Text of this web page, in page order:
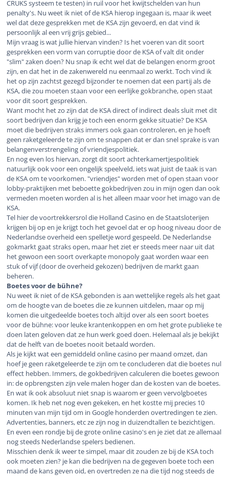
CRUKS systeem te testen) in ruil voor het kwijtschelden van hun
penalty's. Nu weet ik niet of de KSA hierop ingegaan is, maar ik weet
wel dat deze gesprekken met de KSA zijn gevoerd, en dat vind ik
persoonlijk al een vrij grijs gebied...
Mijn vraag is wat jullie hiervan vinden? Is het voeren van dit soort
gesprekken een vorm van corruptie door de KSA of valt dit onder
"slim" zaken doen? Nu snap ik echt wel dat de belangen enorm groot
zijn, en dat het in de zakenwereld nu eenmaal zo werkt. Toch vind ik
het op zijn zachtst gezegd bijzonder te noemen dat een partij als de
KSA, die zou moeten staan voor een eerlijke gokbranche, open staat
voor dit soort gesprekken.
Want mocht het zo zijn dat de KSA direct of indirect deals sluit met dit
soort bedrijven dan krijg je toch een enorm gekke situatie? De KSA
moet die bedrijven straks immers ook gaan controleren, en je hoeft
geen raketgeleerde te zijn om te snappen dat er dan snel sprake is van
belangenverstrengeling of vriendjespolitiek.
En nog even los hiervan, zorgt dit soort achterkamertjespolitiek
natuurlijk ook voor een ongelijk speelveld, iets wat juist de taak is van
de KSA om te voorkomen. "vriendjes" worden met of open staan voor
lobby-praktijken met beboette gokbedrijven zou in mijn ogen dan ook
vermeden moeten worden al is het alleen maar voor het imago van de
KSA.
Tel hier de voortrekkersrol die Holland Casino en de Staatsloterijen
krijgen bij op en je krijgt toch het gevoel dat er op hoog niveau door de
Nederlandse overheid een spelletje word gespeeld. De Nederlandse
gokmarkt gaat straks open, maar het ziet er steeds meer naar uit dat
het gewoon een soort overkapte monopoly gaat worden waar een
stuk of vijf (door de overheid gekozen) bedrijven de markt gaan
beheren.
Boetes voor de bühne?
Nu weet ik niet of de KSA gebonden is aan wettelijke regels als het gaat
om de hoogte van de boetes die ze kunnen uitdelen, maar op mij
komen die uitgedeelde boetes toch altijd over als een soort boetes
voor de bühne: voor leuke krantenkoppen en om het grote publieke te
doen laten geloven dat ze hun werk goed doen. Helemaal als je bekijkt
dat de helft van de boetes nooit betaald worden.
Als je kijkt wat een gemiddeld online casino per maand omzet, dan
hoef je geen raketgeleerde te zijn om te concluderen dat die boetes nul
effect hebben. Immers, de gokbedrijven calculeren die boetes gewoon
in: de opbrengsten zijn vele malen hoger dan de kosten van de boetes.
En wat ik ook absoluut niet snap is waarom er geen vervolgboetes
komen. Ik heb net nog even gekeken, en het kostte mij precies 10
minuten van mijn tijd om in Google honderden overtredingen te zien.
Advertenties, banners, etc ze zijn nog in duizendtallen te bezichtigen.
En even een rondje bij de grote online casino's en je ziet dat ze allemaal
nog steeds Nederlandse spelers bedienen.
Misschien denk ik weer te simpel, maar dit zouden ze bij de KSA toch
ook moeten zien? je kan die bedrijven na de gegeven boete toch een
maand de kans geven oid, en overtreden ze na die tijd nog steeds de